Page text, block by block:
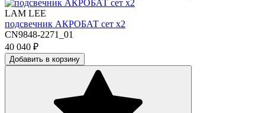
LAM LEE
подсвечник АКРОБАТ сет х2
CN9848-2271_01
40 040 ₽
Добавить в корзину